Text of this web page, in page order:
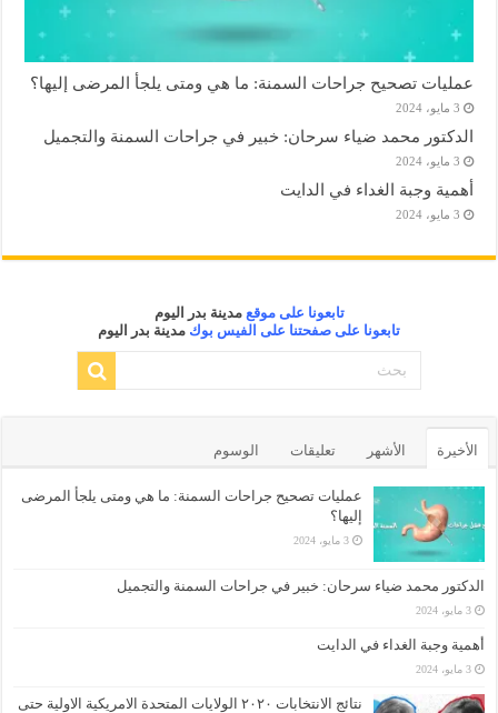
عمليات تصحيح جراحات السمنة: ما هي ومتى يلجأ المرضى إليها؟
3 مايو، 2024
الدكتور محمد ضياء سرحان: خبير في جراحات السمنة والتجميل
3 مايو، 2024
أهمية وجبة الغداء في الدايت
3 مايو، 2024
تابعونا على موقع مدينة بدر اليوم
تابعونا على صفحتنا على الفيس بوك مدينة بدر اليوم
الأخيرة الأشهر تعليقات الوسوم
عمليات تصحيح جراحات السمنة: ما هي ومتى يلجأ المرضى
إليها؟
3 مايو، 2024
الدكتور محمد ضياء سرحان: خبير في جراحات السمنة والتجميل
3 مايو، 2024
أهمية وجبة الغداء في الدايت
3 مايو، 2024
نتائج الانتخابات ٢٠٢٠ الولايات المتحدة الامريكية الاولية حتى